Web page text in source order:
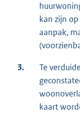
kan zijn
aanpak,
3.
Te
kaart